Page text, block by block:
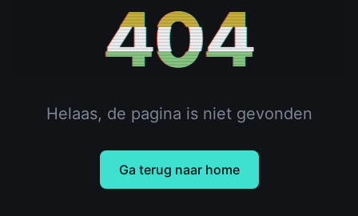
404
Helaas, de pagina is niet gevonden
Ga terug naar home